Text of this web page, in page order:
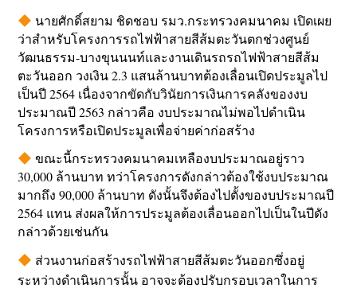
นายศักดิ์สยาม ชิดชอบ รมว.กระทรวงคมนาคม เปิดเผย
ว่าสำหรับโครงการรถไฟฟ้าสายสีส้มตะวันตกช่วงศูนย์
วัฒนธรรม-บางขุนนนท์และงานเดินรถรถไฟฟ้าสายสีส้ม
ตะวันออก วงเงิน 2.3 แสนล้านบาทต้องเลื่อนเปิดประมูลไป
เป็นปี 2564 เนื่องจากขัดกับวินัยการเงินการคลังของงบ
ประมาณปี 2563 กล่าวคือ งบประมาณไม่พอไปดำเนิน
โครงการหรือเปิดประมูลเพื่อจ่ายค่าก่อสร้าง
ขณะนี้กระทรวงคมนาคมเหลืองบประมาณอยู่ราว
30,000 ล้านบาท ทว่าโครงการดังกล่าวต้องใช้งบประมาณ
มากถึง 90,000 ล้านบาท ดังนั้นจึงต้องไปตั้งของบประมาณปี
2564 แทน ส่งผลให้การประมูลต้องเลื่อนออกไปเป็นในปีดัง
กล่าวด้วยเช่นกัน
ส่วนงานก่อสร้างรถไฟฟ้าสายสีส้มตะวันออกซึ่งอยู่
ระหว่างดำเนินการนั้น อาจจะต้องปรับกรอบเวลาในการ